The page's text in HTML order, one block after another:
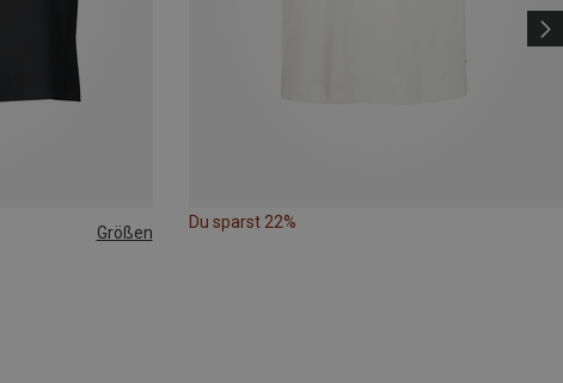
Größen
Du sparst 22%